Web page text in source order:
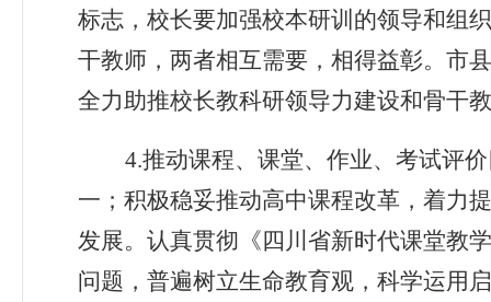
标志，校长要加强校本研训的领导和组
干教师，两者相互需要，相得益彰。市
全力助推校长教科研领导力建设和骨干
4.推动课程、课堂、作业、考试评
一；积极稳妥推动高中课程改革，着力
发展。认真贯彻《四川省新时代课堂教
问题，普遍树立生命教育观，科学运用